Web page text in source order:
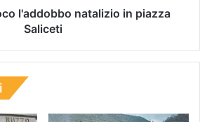
l'addobbo natalizio in piazza
Saliceti